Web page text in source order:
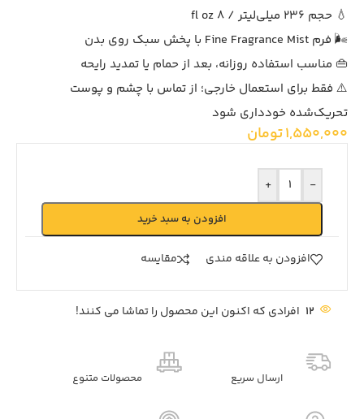
💧 حجم 236 میلی‌لیتر / 8 fl oz
🌬️ فرم Fine Fragrance Mist با پخش سبک روی بدن
👜 مناسب استفاده روزانه، بعد از حمام یا تمدید رایحه
⚠️ فقط برای استعمال خارجی؛ از تماس با چشم و پوست
تحریک‌شده خودداری شود
1,550,000تومان
-
+
افزودن به سبد خرید
افزودن به علاقه مندی مقايسه
12 افرادی که اکنون این محصول را تماشا می کنند!
ارسال سریع محصولات متنوع